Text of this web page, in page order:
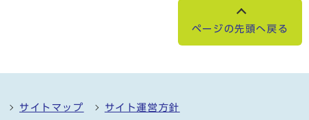
ページの先頭へ戻る
サイトマップ サイト運営方針